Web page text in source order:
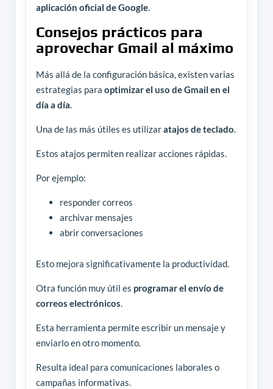
aplicación oficial de Google.
Consejos prácticos para
aprovechar Gmail al máximo
Más allá de la configuración básica, existen varias
estrategias para optimizar el uso de Gmail en el
día a día.
Una de las más útiles es utilizaratajos de teclado.
Estos atajos permiten realizar acciones rápidas.
Por ejemplo:
responder correos
archivar mensajes
abrir conversaciones
Esto mejora significativamente la productividad.
Otra función muy útil es programar el envío de
correos electrónicos.
Esta herramienta permite escribir un mensaje y
enviarlo en otro momento.
Resulta ideal para comunicaciones laborales o
campañas informativas.